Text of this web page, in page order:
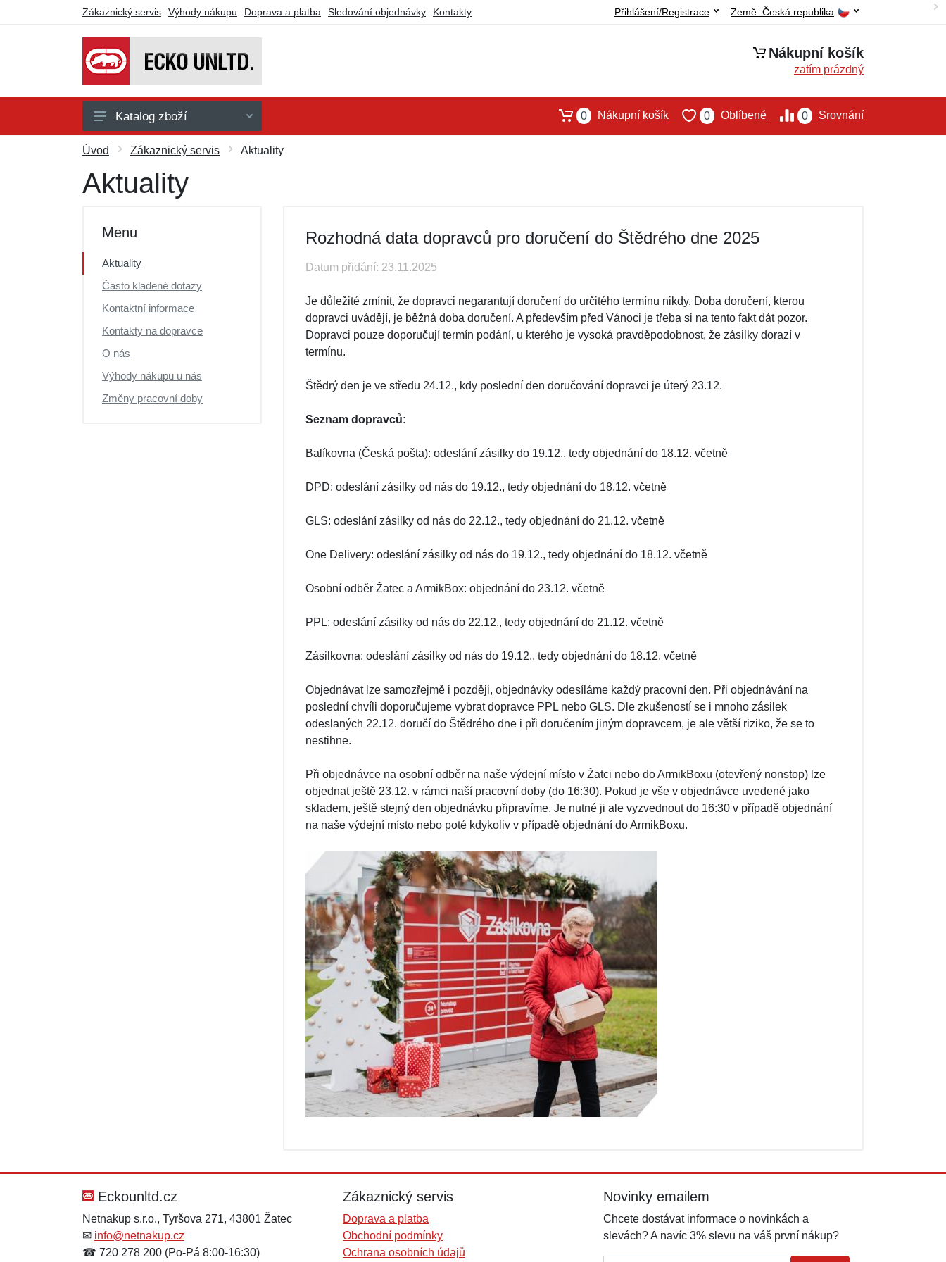
Zákaznický servis Výhody nákupu Doprava a platba Sledování objednávky Kontakty Země: Česká republika
Přihlášení/Registrace
Nákupní košík
zatím prázdný
Doplňky
Košile
Výprodej
Katalog zboží 0 Srovnání
0 Oblíbené
0 Nákupní košík
Úvod Zákaznický servis Aktuality
Aktuality
Menu
Aktuality
Často kladené dotazy
Kontaktní informace
Kontakty na dopravce
O nás
Výhody nákupu u nás
Změny pracovní doby
Rozhodná data dopravců pro doručení do Štědrého dne 2025
Datum přidání: 23.11.2025
Je důležité zmínit, že dopravci negarantují doručení do určitého termínu nikdy. Doba doručení, kterou
dopravci uvádějí, je běžná doba doručení. A především před Vánoci je třeba si na tento fakt dát pozor.
Dopravci pouze doporučují termín podání, u kterého je vysoká pravděpodobnost, že zásilky dorazí v
termínu.
Štědrý den je ve středu 24.12., kdy poslední den doručování dopravci je úterý 23.12.
Seznam dopravců:
Balíkovna (Česká pošta): odeslání zásilky do 19.12., tedy objednání do 18.12. včetně
DPD: odeslání zásilky od nás do 19.12., tedy objednání do 18.12. včetně
GLS: odeslání zásilky od nás do 22.12., tedy objednání do 21.12. včetně
One Delivery: odeslání zásilky od nás do 19.12., tedy objednání do 18.12. včetně
Osobní odběr Žatec a ArmikBox: objednání do 23.12. včetně
PPL: odeslání zásilky od nás do 22.12., tedy objednání do 21.12. včetně
Zásilkovna: odeslání zásilky od nás do 19.12., tedy objednání do 18.12. včetně
Objednávat lze samozřejmě i později, objednávky odesíláme každý pracovní den. Při objednávání na
poslední chvíli doporučujeme vybrat dopravce PPL nebo GLS. Dle zkušeností se i mnoho zásilek
odeslaných 22.12. doručí do Štědrého dne i při doručením jiným dopravcem, je ale větší riziko, že se to
nestihne.
Při objednávce na osobní odběr na naše výdejní místo v Žatci nebo do ArmikBoxu (otevřený nonstop) lze
objednat ještě 23.12. v rámci naší pracovní doby (do 16:30). Pokud je vše v objednávce uvedené jako
skladem, ještě stejný den objednávku připravíme. Je nutné ji ale vyzvednout do 16:30 v případě objednání
na naše výdejní místo nebo poté kdykoliv v případě objednání do ArmikBoxu.
Eckounltd.cz
Netnakup s.r.o., Tyršova 271, 43801 Žatec
✉ info@netnakup.cz
☎ 720 278 200 (Po-Pá 8:00-16:30)
Zákaznický servis
Doprava a platba
Obchodní podmínky
Ochrana osobních údajů
Novinky emailem
Chcete dostávat informace o novinkách a
slevách? A navíc 3% slevu na váš první nákup?